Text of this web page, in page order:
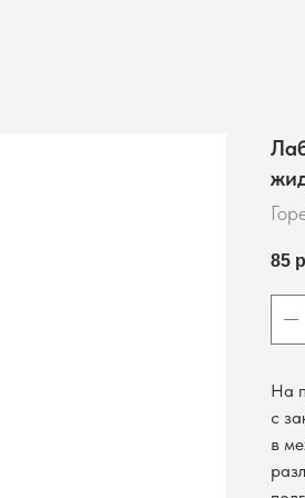
85
На
с
в